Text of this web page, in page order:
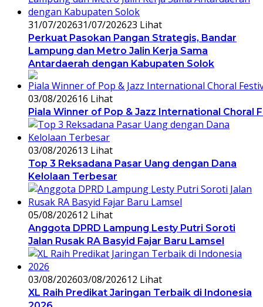
31/07/202631/07/202623 Lihat
Perkuat Pasokan Pangan Strategis, Bandar
Lampung dan Metro Jalin Kerja Sama
Antardaerah dengan Kabupaten Solok
03/08/202616 Lihat
Piala Winner of Pop & Jazz International Choral
03/08/202613 Lihat
Top 3 Reksadana Pasar Uang dengan Dana
Kelolaan Terbesar
05/08/202612 Lihat
Anggota DPRD Lampung Lesty Putri Soroti
Jalan Rusak RA Basyid Fajar Baru Lamsel
03/08/202603/08/202612 Lihat
XL Raih Predikat Jaringan Terbaik di Indonesia